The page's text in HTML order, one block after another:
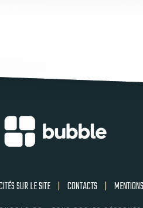
SUR LE SITE | CONTACTS |